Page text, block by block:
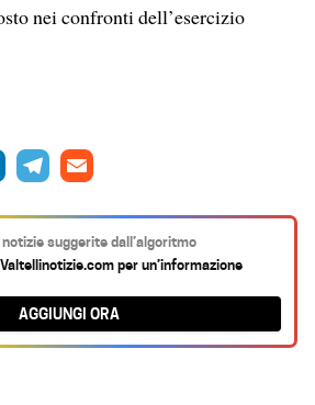
nei confronti dell’esercizio
k
e
d
e
g
r
a
i
l
suggerite dall’algoritmo
Valtellinotizie.comper un’informazione
AGGIUNGI ORA